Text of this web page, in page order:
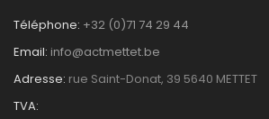
Téléphone: +32 (0)71 74 29 44
Email: info@actmettet.be
Adresse: rue Saint-Donat, 39 5640 METTET
TVA: